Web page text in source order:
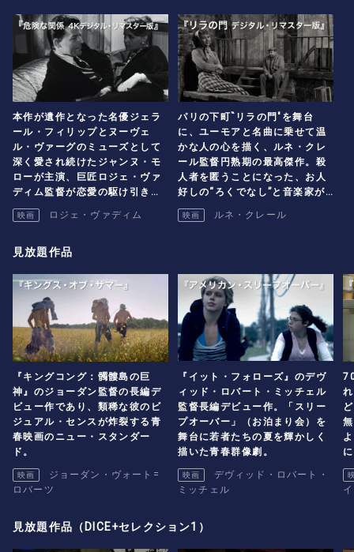
本作が遺作となった名優ジェラ
ール・フィリップとヌーヴェ
ル・ヴァーグのミューズとして
深く愛され続けたジャンヌ・モ
ローが主演、巨匠ロジェ・ヴァ
ディム監督が恋愛の駆け引きを
巧みに描いたラクロによる同名
小説の映画化作品が4Kデジタ
る！
映画 ロジェ・ヴァディム
パリの下町‶リラの門″を舞台
に、ユーモアと名曲に乗せて温
かな人の心を描く、ルネ・クレ
ール監督円熟期の最高傑作。殺
人者を匿うことになった、お人
好しの“ろくでなし”と音楽家が
織りなす人情物語。
映画 ルネ・クレール
見放題作品
『キングコング：髑髏島の巨
神』のジョーダン監督の長編デ
ビュー作であり、類稀な彼のビ
ジュアル・センスが炸裂する青
春映画のニュー・スタンダー
ド。
映画
ジョーダン・ヴォート=
ロバーツ
『イット・フォローズ』のデヴ
ィッド・ロバート・ミッチェル
監督長編デビュー作。「スリー
プオーバー」（お泊まり会）を
舞台に若者たちの夏を輝かしく
描いた青春群像劇。
映画
デヴィッド・ロバート・
ミッチェル
見放題作品（DICE+セレクション1）